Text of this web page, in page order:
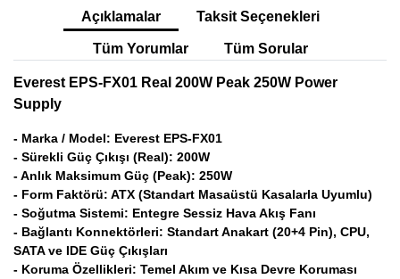
Açıklamalar Taksit Seçenekleri
Tüm Yorumlar Tüm Sorular
Everest EPS-FX01 Real 200W Peak 250W Power
Supply
- Marka / Model: Everest EPS-FX01
- Sürekli Güç Çıkışı (Real): 200W
- Anlık Maksimum Güç (Peak): 250W
- Form Faktörü: ATX (Standart Masaüstü Kasalarla Uyumlu)
- Soğutma Sistemi: Entegre Sessiz Hava Akış Fanı
- Bağlantı Konnektörleri: Standart Anakart (20+4 Pin), CPU,
SATA ve IDE Güç Çıkışları
- Koruma Özellikleri: Temel Akım ve Kısa Devre Koruması